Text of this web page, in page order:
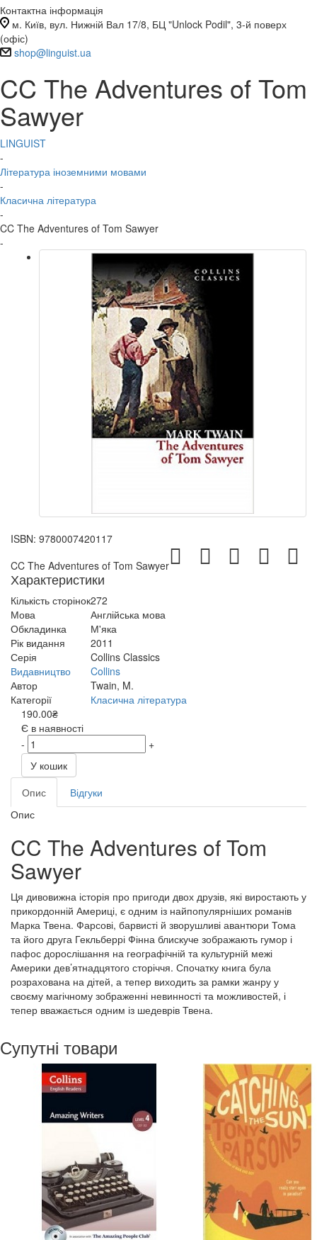
Контактна інформація
м. Київ, вул. Нижній Вал 17/8, БЦ "Unlock Podil", 3-й поверх
(офіс)
shop@linguist.ua
CC The Adventures of Tom
Sawyer
LINGUIST
-
Література іноземними мовами
-
Класична література
-
CC The Adventures of Tom Sawyer
-
ISBN: 9780007420117
CC The Adventures of Tom Sawyer
Характеристики
Кількість сторінок272
Мова
Англійська мова
Обкладинка
М'яка
Рік видання
2011
Серія
Collins Classics
Видавництво
Collins
Автор
Twain, M.
Категорії
Класична література
190.00₴
Є в наявності
-
+
У кошик
Опис
Відгуки
Опис
CC The Adventures of Tom
Sawyer
Ця дивовижна історія про пригоди двох друзів, які виростають у
прикордонній Америці, є одним із найпопулярніших романів
Марка Твена. Фарсові, барвисті й зворушливі авантюри Тома
та його друга Гекльберрі Фінна блискуче зображають гумор і
пафос дорослішання на географічній та культурній межі
Америки дев’ятнадцятого сторіччя. Спочатку книга була
розрахована на дітей, а тепер виходить за рамки жанру у
своєму магічному зображенні невинності та можливостей, і
тепер вважається одним із шедеврів Твена.
Супутні товари